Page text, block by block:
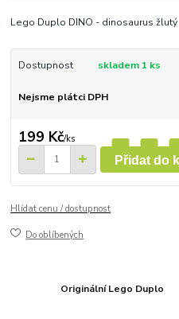
Lego Duplo DINO - dinosaurus
Dostupnost skladem 1 ks
Nejsme plátci DPH
199 Kč/ks
Přidat do
Hlídat cenu / dostupnost
Do oblíbených
Originální Lego Duplo